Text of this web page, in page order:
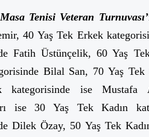
Tenisi Veteran Turnuvası’
40 Yaş Tek Erkek
Fatih Üstünçelik, 60 Yaş
Bilal San, 70 Yaş
kategorisinde ise Mustafa
ise 30 Yaş Tek Kadın
Dilek Özay, 50 Yaş Tek